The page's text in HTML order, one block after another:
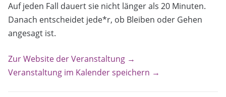
Auf jeden Fall dauert sie nicht länger als 20 Minuten.
Danach entscheidet jede*r, ob Bleiben oder Gehen
angesagt ist.
Zur Website der Veranstaltung →
Veranstaltung im Kalender speichern →